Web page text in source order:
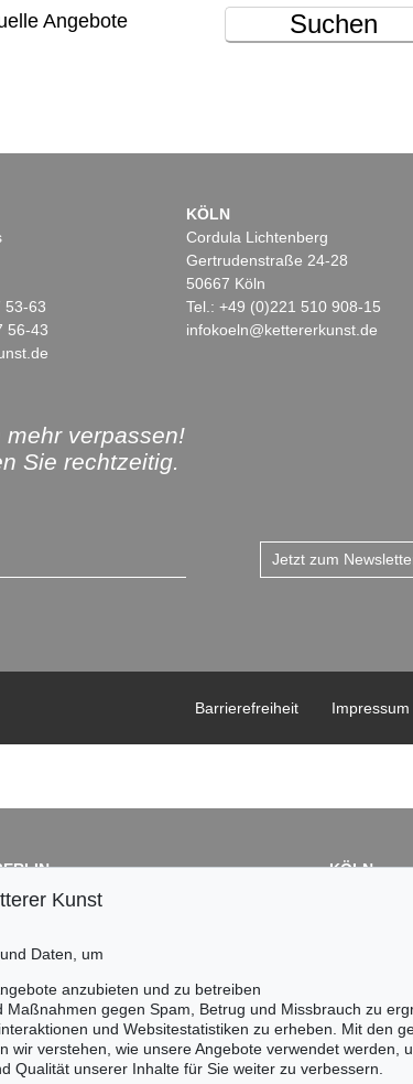
Angebote
Suchen
53-63
56-43
KÖLN
Cordula Lichtenberg
Gertrudenstraße 24-28
50667 Köln
Tel.: +49 (0)221 510 908-15
infokoeln@kettererkunst.de
mehr verpassen!
Sie rechtzeitig.
Jetzt zum
Impressum
Barrierefreiheit
Wiechers
88 67 53-63
88 67 56-43
KÖLN
Kunst
Daten, um
anzubieten und zu betreiben
Maßnahmen gegen Spam, Betrug und Missbrauch zu
und Websitestatistiken zu erheben. Mit den
wir verstehen, wie unsere Angebote verwendet werden,
Qualität unserer Inhalte für Sie weiter zu verbessern.